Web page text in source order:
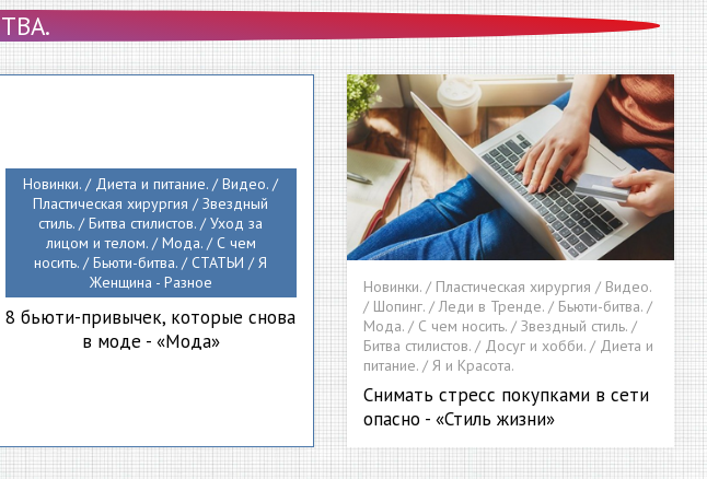
Новинки. / Диета и питание. / Видео. /
Пластическая хирургия / Звездный
стиль. / Битва стилистов. / Уход за
лицом и телом. / Мода. / С чем
носить. / Бьюти-битва. / СТАТЬИ / Я
Женщина - Разное
8 бьюти-привычек, которые снова
в моде - «Мода»
Новинки. / Пластическая хирургия / Видео.
/ Шопинг. / Леди в Тренде. / Бьюти-битва. /
Мода. / С чем носить. / Звездный стиль. /
Битва стилистов. / Досуг и хобби. / Диета и
питание. / Я и Красота.
Снимать стресс покупками в сети
опасно - «Стиль жизни»